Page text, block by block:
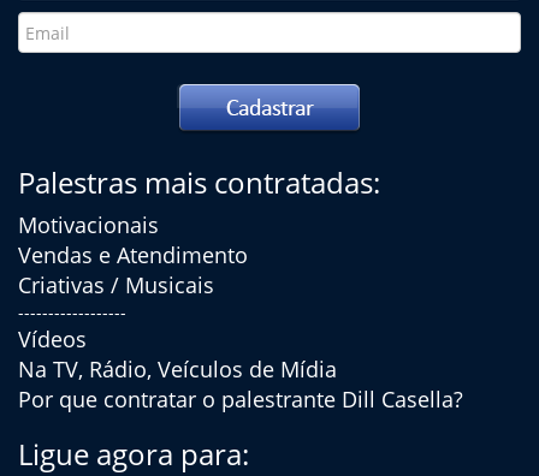
Palestras mais contratadas:
Motivacionais
Vendas e Atendimento
Criativas / Musicais
------------------
Vídeos
Na TV, Rádio, Veículos de Mídia
Por que contratar o palestrante Dill Casella?
Ligue agora para: